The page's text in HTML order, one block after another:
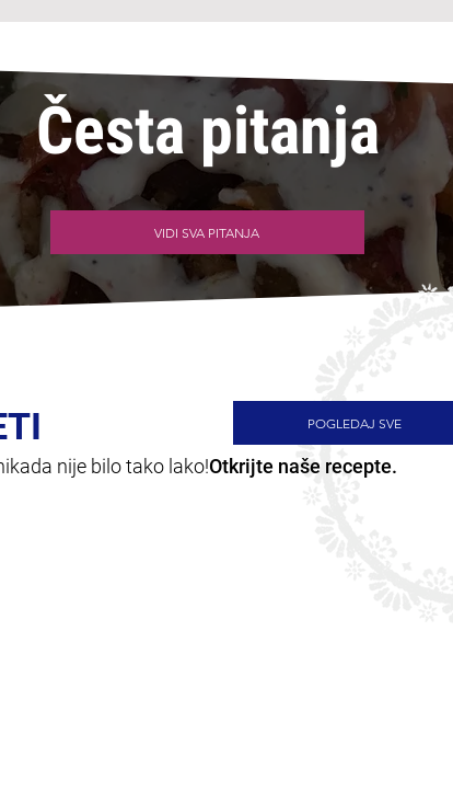
Česta pitanja
VIDI SVA PITANJA
POGLEDAJ SVE
nije bilo tako lako!Otkrijte naše recepte.